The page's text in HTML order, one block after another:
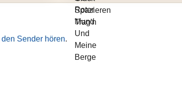
den Sender hören.